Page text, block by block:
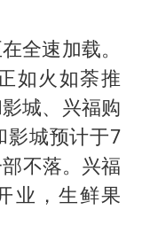
全速加载。
如火如荼推
城、兴福购
影城预计于7
不落。兴福
业，生鲜果